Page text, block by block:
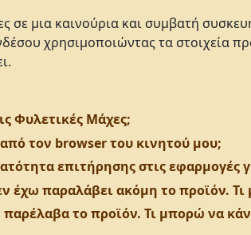
σε μια καινούρια και συμβατή
χρησιμοποιώντας τα στοιχεία
Φυλετικές Μάχες;
τον browser του κινητού μου;
επιτήρησης στις εφαρμογές
έχω παραλάβει ακόμη το προϊόν.
το προϊόν. Τι μπορώ να